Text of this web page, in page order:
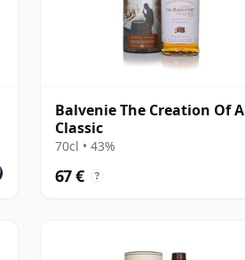
Balvenie The Creation Of A
Classic
70cl • 43%
67 € ?